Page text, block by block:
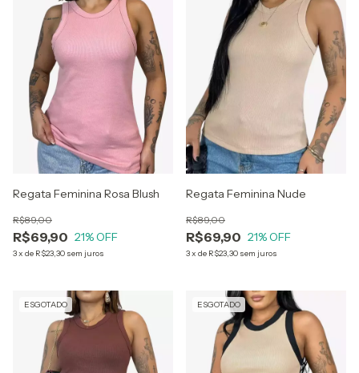
Regata Feminina Rosa Blush
R$69,90
R$89,00
21% OFF
3x de R$23,30 sem juros
Regata Feminina Nude
R$69,90
R$89,00
21% OFF
3x de R$23,30 sem juros
ESGOTADO ESGOTADO